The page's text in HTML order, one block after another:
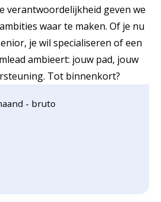
verantwoordelijkheid geven we
waar te maken. Of je nu
je wil specialiseren of een
ambieert: jouw pad, jouw
Tot binnenkort?
- bruto